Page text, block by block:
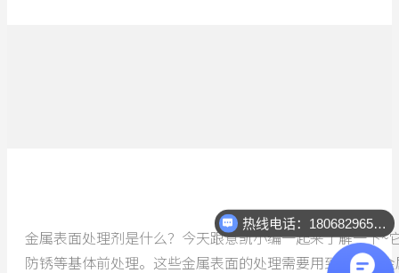
金属表面处理剂是什么？今天跟意凯小编一起来了解一下
防锈等基体前处理。这些金属表面的处理需要用到不同的
热线电话：18068296512